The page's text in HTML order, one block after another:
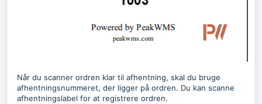
Når du scanner ordren klar til afhentning, skal du bruge
afhentningsnummeret, der ligger på ordren. Du kan scanne
afhentningslabel for at registrere ordren.